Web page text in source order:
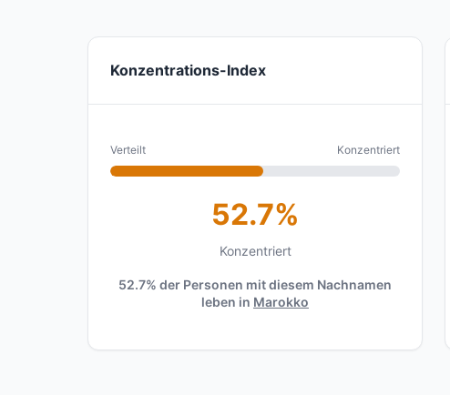
Konzentrations-Index
Verteilt Konzentriert
52.7%
Konzentriert
52.7% der Personen mit diesem Nachnamen
leben in Marokko